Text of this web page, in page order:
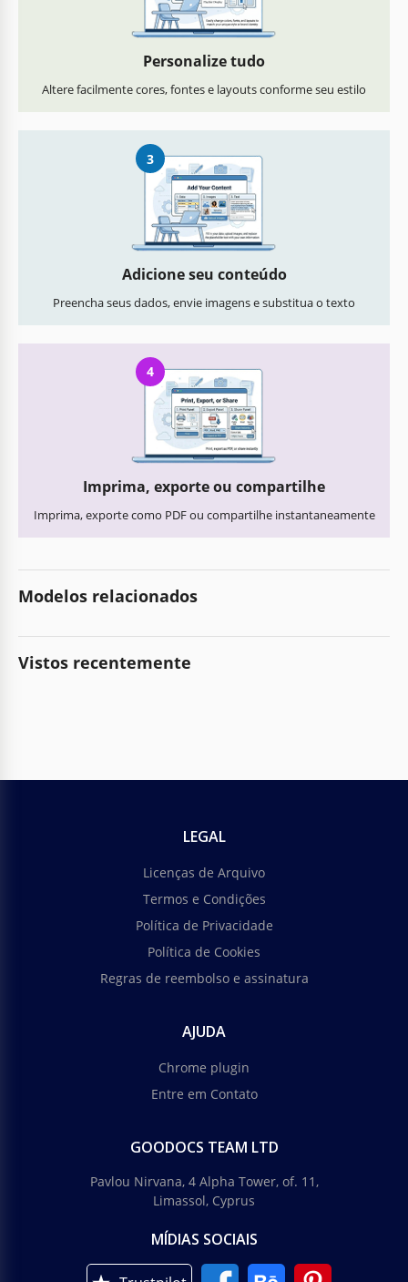
Personalize tudo
Altere facilmente cores, fontes e layouts conforme seu estilo
3
Adicione seu conteúdo
Preencha seus dados, envie imagens e substitua o texto
4
Imprima, exporte ou compartilhe
Imprima, exporte como PDF ou compartilhe instantaneamente
Modelos relacionados
Vistos recentemente
LEGAL
Licenças de Arquivo
Termos e Condições
Política de Privacidade
Política de Cookies
Regras de reembolso e assinatura
AJUDA
Chrome plugin
Entre em Contato
GOODOCS TEAM LTD
Pavlou Nirvana, 4 Alpha Tower, of. 11,
Limassol, Cyprus
MÍDIAS SOCIAIS